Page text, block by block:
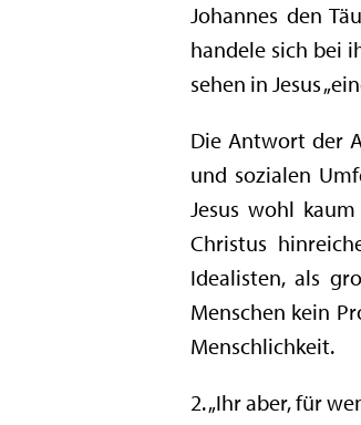
Johannes den
handele sich bei
sehen in Jesus
Die Antwort der
und sozialen
Jesus wohl
Christus
Idealisten, als
Menschen kein
Menschlichkeit.
2. „Ihr aber, für